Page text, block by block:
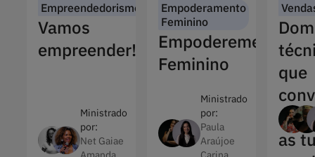
Empreendedorismo
Vamos
empreender!
Ministrado
por:
Net Gaiae
Empoderamento
Feminino
Empoderemento
Feminino
Ministrado
por:
Paula
Araújoe
que
e
as